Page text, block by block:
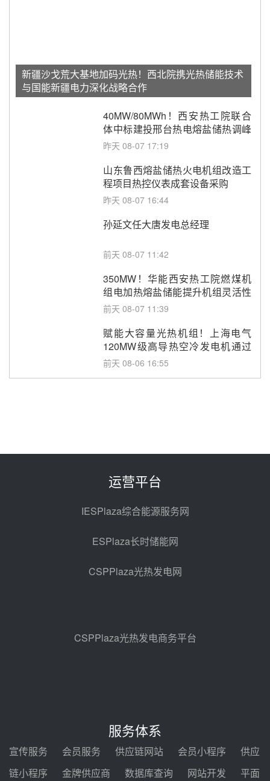
新疆沙戈荒大基地加码光热！西北院携光热储能技术
与国能新疆电力深化战略合作
40MW/80MWh！西安热工院联合
体中标建投邢台热电熔盐储热调峰
调频改造EPC项目
昨天 08-07 17:19
山东鲁西熔盐储热火电机组改造工
程项目热控仪表成套设备采购
昨天 08-07 16:44
孙延文任大唐发电总经理
前天 08-07 11:42
350MW！华能西安热工院燃煤机
组电加热熔盐储能提升机组灵活性
改造项目初步设计第三方评审服务
前天 08-07 11:39
赋能大容量光热机组！上海电气
120MW级高导热空冷发电机通过
型式试验
前天 08-06 16:55
100MW光工程性能试验采购
光热示范电站二列蒸汽发生器设备
亚核阀业中标天山北麓100MW光
热发电工程EPC总承包项目熔盐截
止阀、熔盐三偏心蝶阀采购
08-05 17:15
包项目熔盐介质超声波流量计采购
08-05 17:09
电机组灵活性改造项目三元液态盐
采购合同
迪尔化工预中标华能西安热工院
运营平台
IESPlaza综合能源服务网
ESPlaza长时储能网
CSPPlaza光热发电网
CSPPlaza光热发电商务平台
服务体系
宣传服务 会员服务 供应链网站 会员小程序
供应
链小程序
金牌供应商 数据库查询 网站开发 平面